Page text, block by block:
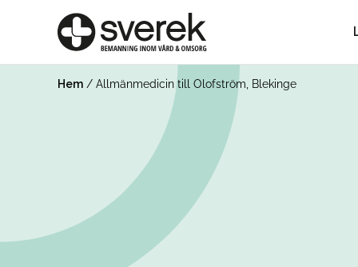
Hem / Allmänmedicin till Olofström, Blekinge